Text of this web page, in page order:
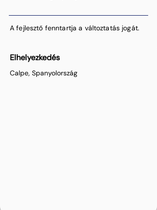
A fejlesztő fenntartja a változtatás jogát.
Elhelyezkedés
Calpe, Spanyolország